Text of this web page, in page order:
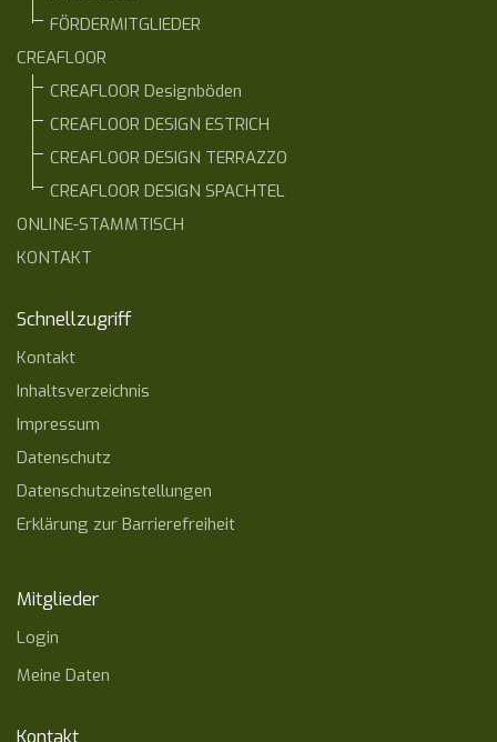
FÖRDERMITGLIEDER
CREAFLOOR
CREAFLOOR Designböden
CREAFLOOR DESIGN ESTRICH
CREAFLOOR DESIGN TERRAZZO
CREAFLOOR DESIGN SPACHTEL
ONLINE-STAMMTISCH
KONTAKT
Schnellzugriff
Kontakt
Inhaltsverzeichnis
Impressum
Datenschutz
Datenschutzeinstellungen
Erklärung zur Barrierefreiheit
Mitglieder
Login
Meine Daten
Kontakt